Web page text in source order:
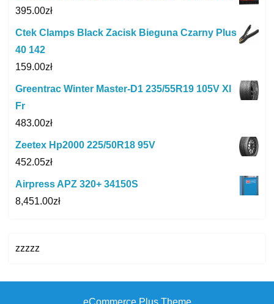
395.00zł
Ctek Clamps Black Zacisk Bieguna Czarny Plus
40 142
159.00zł
Greentrac Winter Master-D1 235/55R19 105V Xl
Fr
483.00zł
Zeetex Hp2000 225/50R18 95V
452.05zł
Airpress APZ 320+ 34150S
8,451.00zł
zzzzz